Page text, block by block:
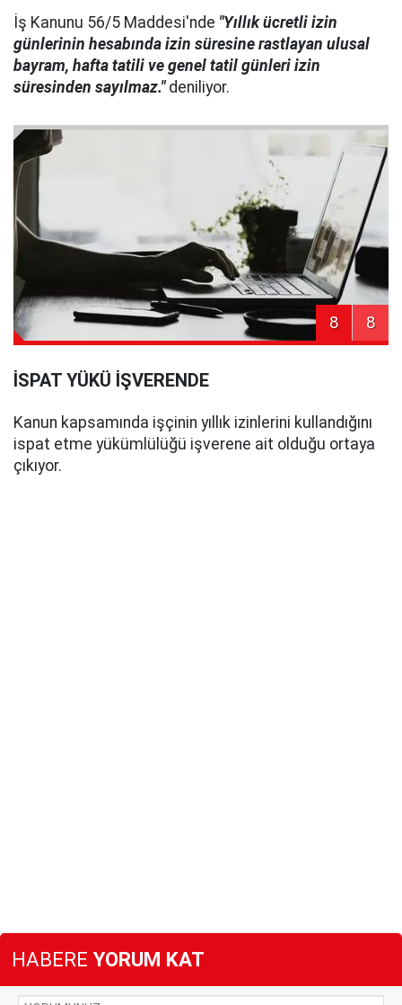
İş Kanunu 56/5 Maddesi'nde "Yıllık ücretli izin
günlerinin hesabında izin süresine rastlayan ulusal
bayram, hafta tatili ve genel tatil günleri izin
süresinden sayılmaz."deniliyor.
8 8
İSPAT YÜKÜ İŞVERENDE
Kanun kapsamında işçinin yıllık izinlerini kullandığını
ispat etme yükümlülüğü işverene ait olduğu ortaya
çıkıyor.
HABERE YORUM KAT